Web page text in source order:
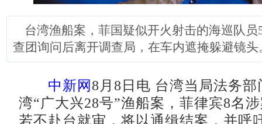
台湾渔船案，菲国疑似开火射击的海巡队员
查团询问后离开调查局，在车内遮掩躲避镜
中新网 8月8日电 台湾当局法务部
湾“广大兴28号”渔船案，菲律宾8名
若不赴台就审，将以通缉结案，并呼